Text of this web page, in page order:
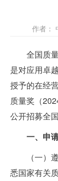
作者：
全国质
是对应用卓
授予的在经
质量奖（
公开招募全
一、申
（一）
悉国家有关